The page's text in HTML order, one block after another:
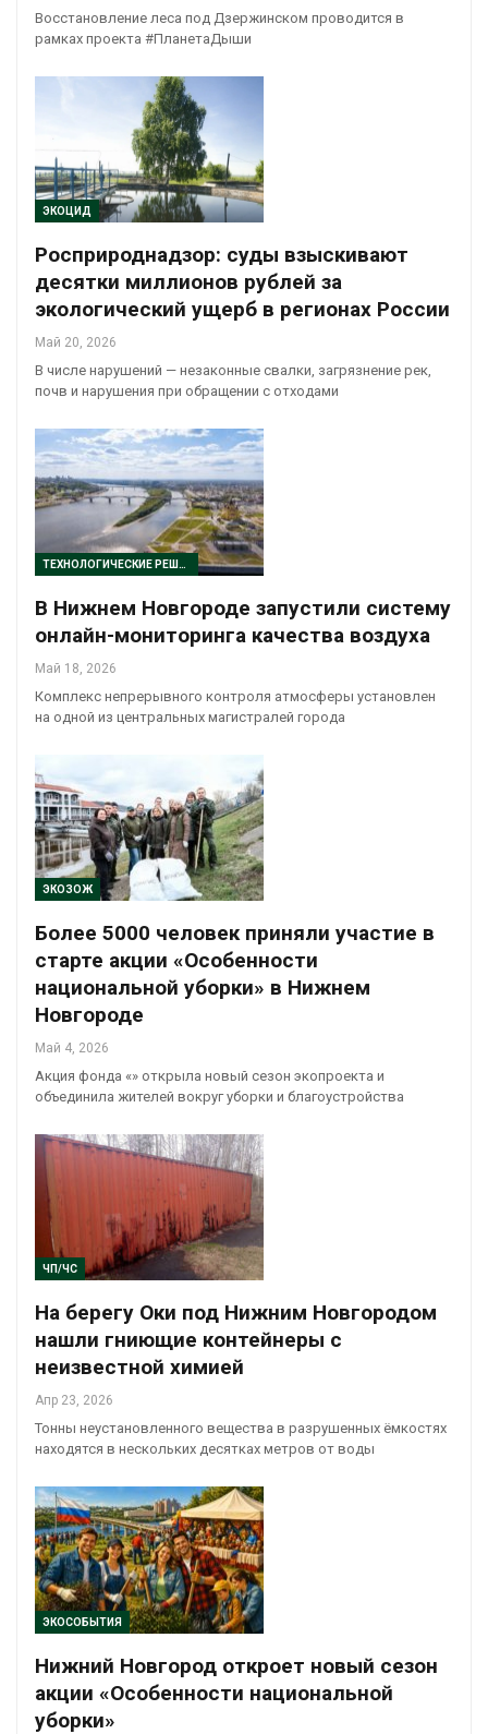
Восстановление леса под Дзержинском проводится в
рамках проекта #ПланетаДыши
ЭКОЦИД
Росприроднадзор: суды взыскивают
десятки миллионов рублей за
экологический ущерб в регионах России
Май 20, 2026
В числе нарушений — незаконные свалки, загрязнение рек,
почв и нарушения при обращении с отходами
ТЕХНОЛОГИЧЕСКИЕ РЕШЕНИЯ
В Нижнем Новгороде запустили систему
онлайн-мониторинга качества воздуха
Май 18, 2026
Комплекс непрерывного контроля атмосферы установлен
на одной из центральных магистралей города
ЭКОЗОЖ
Более 5000 человек приняли участие в
старте акции «Особенности
национальной уборки» в Нижнем
Новгороде
Май 4, 2026
Акция фонда «» открыла новый сезон экопроекта и
объединила жителей вокруг уборки и благоустройства
ЧП/ЧС
На берегу Оки под Нижним Новгородом
нашли гниющие контейнеры с
неизвестной химией
Апр 23, 2026
Тонны неустановленного вещества в разрушенных ёмкостях
находятся в нескольких десятках метров от воды
ЭКОСОБЫТИЯ
Нижний Новгород откроет новый сезон
акции «Особенности национальной
уборки»